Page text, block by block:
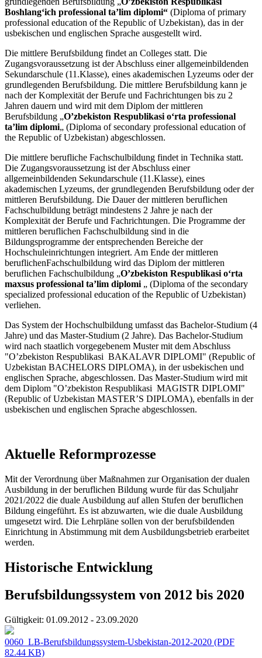
Boshlangʻich professional taʼlim diplomi“ (Diploma of primary
professional education of the Republic of Uzbekistan), das in der
usbekischen und englischen Sprache ausgestellt wird.
Die mittlere Berufsbildung findet an Colleges statt. Die
Zugangsvoraussetzung ist der Abschluss einer allgemeinbildenden
Sekundarschule (11.Klasse), eines akademischen Lyzeums oder der
grundlegenden Berufsbildung. Die mittlere Berufsbildung kann je
nach der Komplexität der Berufe und Fachrichtungen bis zu 2
Jahren dauern und wird mit dem Diplom der mittleren
Berufsbildung „O’zbekiston Respublikasi oʻrta professional
taʼlim diplomi„ (Diploma of secondary professional education of
the Republic of Uzbekistan) abgeschlossen.
Die mittlere berufliche Fachschulbildung findet in Technika statt.
Die Zugangsvoraussetzung ist der Abschluss einer
allgemeinbildenden Sekundarschule (11.Klasse), eines
akademischen Lyzeums, der grundlegenden Berufsbildung oder der
mittleren Berufsbildung. Die Dauer der mittleren beruflichen
Fachschulbildung beträgt mindestens 2 Jahre je nach der
Komplexität der Berufe und Fachrichtungen. Die Programme der
mittleren beruflichen Fachschulbildung sind in die
Bildungsprogramme der entsprechenden Bereiche der
Hochschuleinrichtungen integriert. Am Ende der mittleren
beruflichenFachschulbildung wird das Diplom der mittleren
beruflichen Fachschulbildung „O’zbekiston Respublikasi oʻrta
maxsus professional ta’lim diplomi „ (Diploma of the secondary
specialized professional education of the Republic of Uzbekistan)
verliehen.
Das System der Hochschulbildung umfasst das Bachelor-Studium (4
Jahre) und das Master-Studium (2 Jahre). Das Bachelor-Studium
wird nach staatlich vorgegebenem Muster mit dem Abschluss
"O’zbekiston Respublikasi BAKALAVR DIPLOMI" (Republic of
Uzbekistan BACHELORS DIPLOMA), in der usbekischen und
englischen Sprache, abgeschlossen. Das Master-Studium wird mit
dem Diplom "O’zbekiston Respublikasi MAGISTR DIPLOMI"
(Republic of Uzbekistan MASTER’S DIPLOMA), ebenfalls in der
usbekischen und englischen Sprache abgeschlossen.
Aktuelle Reformprozesse
Mit der Verordnung über Maßnahmen zur Organisation der dualen
Ausbildung in der beruflichen Bildung wurde für das Schuljahr
2021/2022 die duale Ausbildung auf allen Stufen der beruflichen
Bildung eingeführt. Es ist abzuwarten, wie die duale Ausbildung
umgesetzt wird. Die Lehrpläne sollen von der berufsbildenden
Einrichtung in Abstimmung mit dem Ausbildungsbetrieb erarbeitet
werden.
Historische Entwicklung
Berufsbildungssystem von 2012 bis 2020
Gültigkeit: 01.09.2012 - 23.09.2020
0060_LB-Berufsbildungssystem-Usbekistan-2012-2020 (PDF
82.44 KB)